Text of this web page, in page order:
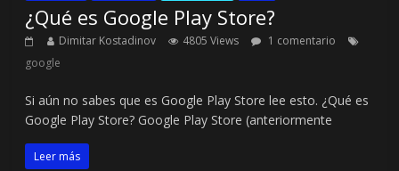
¿Qué es Google Play Store?
Dimitar Kostadinov 4805 Views
1 comentario
google
Si aún no sabes que es Google Play Store lee esto. ¿Qué es
Google Play Store? Google Play Store (anteriormente
Leer más